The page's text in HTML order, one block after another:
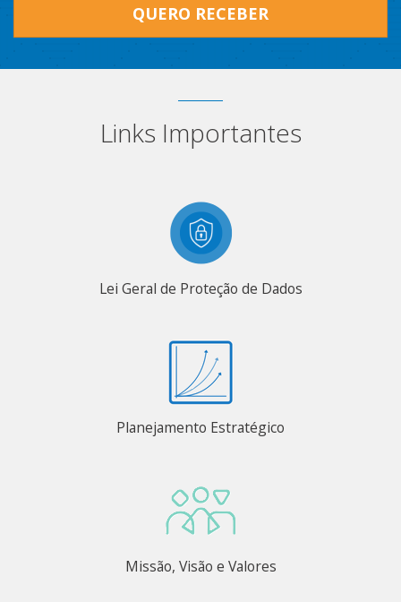
QUERO RECEBER
Links Importantes
Lei Geral de Proteção de Dados
Planejamento Estratégico
Missão, Visão e Valores